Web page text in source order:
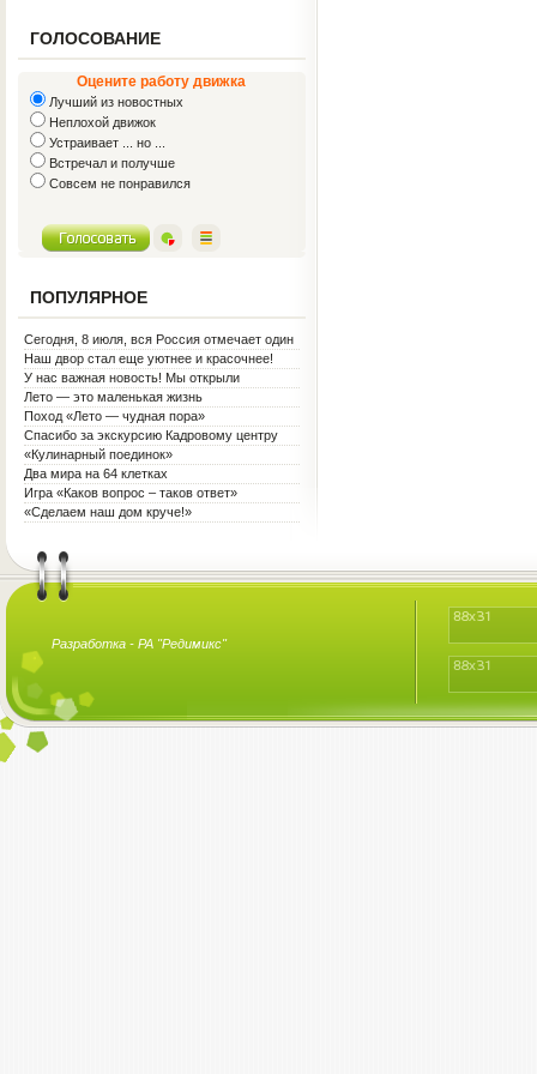
ГОЛОСОВАНИЕ
Оцените работу движка
Лучший из новостных
Неплохой движок
Устраивает ... но ...
Встречал и получше
Совсем не понравился
ПОПУЛЯРНОЕ
Сегодня, 8 июля, вся Россия отмечает один
из самых светлых праздников — День
семьи, любви и верности!
Наш двор стал еще уютнее и красочнее!
У нас важная новость! Мы открыли
Социальную гостиную.
Лето — это маленькая жизнь
Поход «Лето — чудная пора»
Спасибо за экскурсию Кадровому центру
«Кулинарный поединок»
Два мира на 64 клетках
Игра «Каков вопрос – таков ответ»
«Сделаем наш дом круче!»
Разработка - РА "Редимикс"